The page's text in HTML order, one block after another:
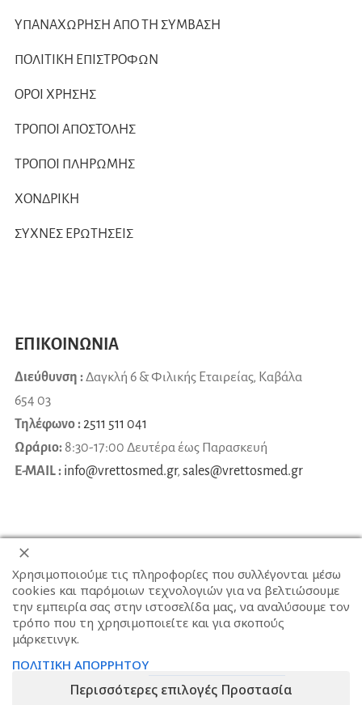
ΥΠΑΝΑΧΩΡΗΣΗ ΑΠΟ ΤΗ ΣΥΜΒΑΣΗ
ΠΟΛΙΤΙΚΗ ΕΠΙΣΤΡΟΦΩΝ
ΟΡΟΙ ΧΡΗΣΗΣ
ΤΡΟΠΟΙ ΑΠΟΣΤΟΛΗΣ
ΤΡΟΠΟΙ ΠΛΗΡΩΜΗΣ
ΧΟΝΔΡΙΚΗ
ΣΥΧΝΕΣ ΕΡΩΤΗΣΕΙΣ
ΕΠΙΚΟΙΝΩΝΙΑ
Διεύθυνση :Δαγκλή 6 & Φιλικής Εταιρείας, Καβάλα
654 03
Τηλέφωνο :2511 511 041
Ωράριο: 8:30-17:00 Δευτέρα έως Παρασκευή
E-MAIL : info@vrettosmed.gr, sales@vrettosmed.gr
Χρησιμοποιούμε τις πληροφορίες που συλλέγονται μέσω
cookies και παρόμοιων τεχνολογιών για να βελτιώσουμε
την εμπειρία σας στην ιστοσελίδα μας, να αναλύσουμε τον
τρόπο που τη χρησιμοποιείτε και για σκοπούς
μάρκετινγκ.
ΠΟΛΙΤΙΚΗ ΑΠΟΡΡΗΤΟΥ
Περισσότερες επιλογές Προστασία